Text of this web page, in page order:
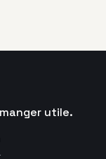
utile.